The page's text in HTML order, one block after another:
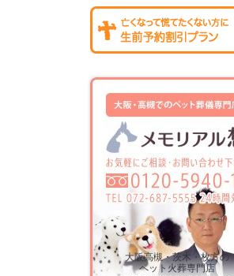
大阪高槻・茨木・枚方の
ペット火葬専門店